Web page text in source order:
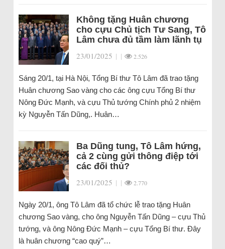
Không tặng Huân chương
cho cựu Chủ tịch Tư Sang, Tô
Lâm chưa đủ tầm làm lãnh tụ
23/01/2025 | | 2.526
Sáng 20/1, tại Hà Nội, Tổng Bí thư Tô Lâm đã trao tặng
Huân chương Sao vàng cho các ông cựu Tổng Bí thư
Nông Đức Mạnh, và cựu Thủ tướng Chính phủ 2 nhiệm
kỳ Nguyễn Tấn Dũng,. Huân…
Ba Dũng tung, Tô Lâm hứng,
cả 2 cùng gửi thông điệp tới
các đối thủ?
23/01/2025 | | 2.770
Ngày 20/1, ông Tô Lâm đã tổ chức lễ trao tặng Huân
chương Sao vàng, cho ông Nguyễn Tấn Dũng – cựu Thủ
tướng, và ông Nông Đức Mạnh – cựu Tổng Bí thư. Đây
là huân chương “cao quý”…